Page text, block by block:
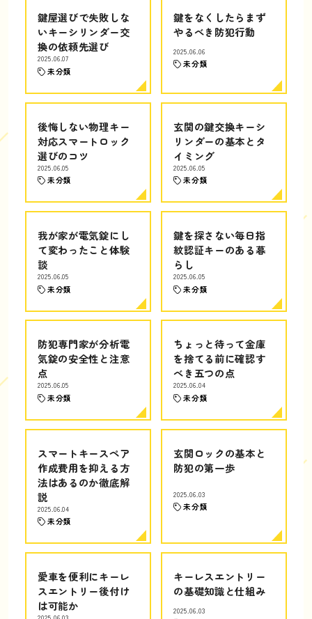
鍵屋選びで失敗しな
いキーシリンダー交
換の依頼先選び
2025.06.07
未分類
鍵をなくしたらまず
やるべき防犯行動
2025.06.06
未分類
後悔しない物理キー
対応スマートロック
選びのコツ
2025.06.05
未分類
玄関の鍵交換キーシ
リンダーの基本とタ
イミング
2025.06.05
未分類
我が家が電気錠にし
て変わったこと体験
談
2025.06.05
未分類
鍵を探さない毎日指
紋認証キーのある暮
らし
2025.06.05
未分類
防犯専門家が分析電
気錠の安全性と注意
点
2025.06.05
未分類
ちょっと待って金庫
を捨てる前に確認す
べき五つの点
2025.06.04
未分類
スマートキースペア
作成費用を抑える方
法はあるのか徹底解
説
2025.06.04
未分類
玄関ロックの基本と
防犯の第一歩
2025.06.03
未分類
愛車を便利にキーレ
スエントリー後付け
は可能か
キーレスエントリー
の基礎知識と仕組み
2025.06.03